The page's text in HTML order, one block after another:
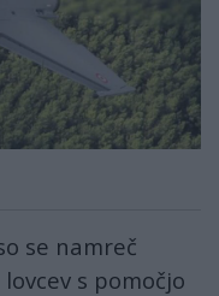
se namreč
s pomočjo